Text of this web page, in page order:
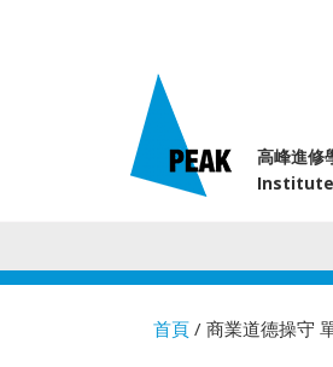
高峰進修
Institute
首頁 / 商業道德操守